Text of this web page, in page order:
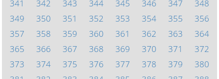
341
342 343 344 345 346 347
348
349
350 351 352 353 354 355
356
357
358 359 360 361 362 363
364
365
366 367 368 369 370 371
372
373
374 375 376 377 378 379
380